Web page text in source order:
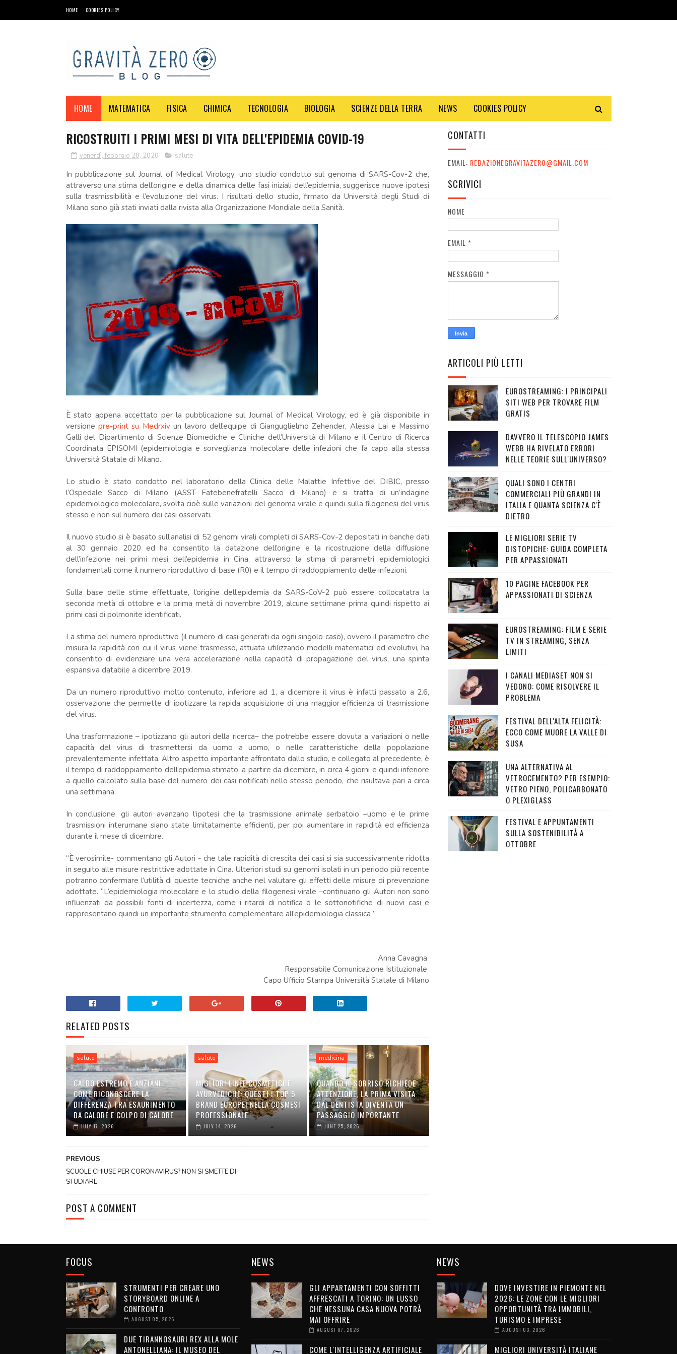
HOME COOKIES POLICY
HOME MATEMATICA FISICA CHIMICA TECNOLOGIA BIOLOGIA SCIENZE DELLA TERRA NEWS COOKIES POLICY
RICOSTRUITI I PRIMI MESI DI VITA DELL'EPIDEMIA COVID-19
venerdì, febbraio 28, 2020 salute
In pubblicazione sul Journal of Medical Virology, uno studio condotto sul genoma di SARS-Cov-2 che,
attraverso una stima dell’origine e della dinamica delle fasi iniziali dell’epidemia, suggerisce nuove ipotesi
sulla trasmissibilità e l’evoluzione del virus. I risultati dello studio, firmato da Università degli Studi di
Milano sono già stati inviati dalla rivista alla Organizzazione Mondiale della Sanità.
È stato appena accettato per la pubblicazione sul Journal of Medical Virology, ed è già disponibile in
versione pre-print su Medrxivun lavoro dell’equipe di Gianguglielmo Zehender, Alessia Lai e Massimo
Galli del Dipartimento di Scienze Biomediche e Cliniche dell’Università di Milano e il Centro di Ricerca
Coordinata EPISOMI (epidemiologia e sorveglianza molecolare delle infezioni che fa capo alla stessa
Università Statale di Milano.
Lo studio è stato condotto nel laboratorio della Clinica delle Malattie Infettive del DIBIC, presso
l’Ospedale Sacco di Milano (ASST Fatebenefratelli Sacco di Milano) e si tratta di un’indagine
epidemiologico molecolare, svolta cioè sulle variazioni del genoma virale e quindi sulla filogenesi del virus
stesso e non sul numero dei casi osservati.
Il nuovo studio si è basato sull’analisi di 52 genomi virali completi di SARS-Cov-2 depositati in banche dati
al 30 gennaio 2020 ed ha consentito la datazione dell’origine e la ricostruzione della diffusione
dell’infezione nei primi mesi dell’epidemia in Cina, attraverso la stima di parametri epidemiologici
fondamentali come il numero riproduttivo di base (R0) e il tempo di raddoppiamento delle infezioni.
Sulla base delle stime effettuate, l’origine dell’epidemia da SARS-CoV-2 può essere collocatatra la
seconda metà di ottobre e la prima metà di novembre 2019, alcune settimane prima quindi rispetto ai
primi casi di polmonite identificati.
La stima del numero riproduttivo (il numero di casi generati da ogni singolo caso), ovvero il parametro che
misura la rapidità con cui il virus viene trasmesso, attuata utilizzando modelli matematici ed evolutivi, ha
consentito di evidenziare una vera accelerazione nella capacità di propagazione del virus, una spinta
espansiva databile a dicembre 2019.
Da un numero riproduttivo molto contenuto, inferiore ad 1, a dicembre il virus è infatti passato a 2.6,
osservazione che permette di ipotizzare la rapida acquisizione di una maggior efficienza di trasmissione
del virus.
Una trasformazione – ipotizzano gli autori della ricerca– che potrebbe essere dovuta a variazioni o nelle
capacità del virus di trasmettersi da uomo a uomo, o nelle caratteristiche della popolazione
prevalentemente infettata. Altro aspetto importante affrontato dallo studio, e collegato al precedente, è
il tempo di raddoppiamento dell’epidemia stimato, a partire da dicembre, in circa 4 giorni e quindi inferiore
a quello calcolato sulla base del numero dei casi notificati nello stesso periodo, che risultava pari a circa
una settimana.
In conclusione, gli autori avanzano l’ipotesi che la trasmissione animale serbatoio –uomo e le prime
trasmissioni interumane siano state limitatamente efficienti, per poi aumentare in rapidità ed efficienza
durante il mese di dicembre.
“È verosimile- commentano gli Autori - che tale rapidità di crescita dei casi si sia successivamente ridotta
in seguito alle misure restrittive adottate in Cina. Ulteriori studi su genomi isolati in un periodo più recente
potranno confermare l’utilità di queste tecniche anche nel valutare gli effetti delle misure di prevenzione
adottate. “L’epidemiologia molecolare e lo studio della filogenesi virale –continuano gli Autori non sono
influenzati da possibili fonti di incertezza, come i ritardi di notifica o le sottonotifiche di nuovi casi e
rappresentano quindi un importante strumento complementare all’epidemiologia classica ”.
Anna Cavagna
Responsabile Comunicazione Istituzionale
Capo Ufficio Stampa Università Statale di Milano
RELATED POSTS
salute
CALDO ESTREMO E ANZIANI:
COME RICONOSCERE LA
DIFFERENZA TRA ESAURIMENTO
DA CALORE E COLPO DI CALORE
JULY 17, 2026
salute
MIGLIORI LINEE COSMETICHE
AYURVEDICHE: QUESTI I TOP 5
BRAND EUROPEI NELLA COSMESI
PROFESSIONALE
JULY 14, 2026
medicina
QUANDO IL SORRISO RICHIEDE
ATTENZIONE, LA PRIMA VISITA
DAL DENTISTA DIVENTA UN
PASSAGGIO IMPORTANTE
JUNE 25, 2026
PREVIOUS
SCUOLE CHIUSE PER CORONAVIRUS? NON SI SMETTE DI
STUDIARE
POST A COMMENT
CONTATTI
EMAIL: REDAZIONEGRAVITAZERO@GMAIL.COM
SCRIVICI
NOME
EMAIL *
MESSAGGIO *
ARTICOLI PIÙ LETTI
EUROSTREAMING: I PRINCIPALI
SITI WEB PER TROVARE FILM
GRATIS
DAVVERO IL TELESCOPIO JAMES
WEBB HA RIVELATO ERRORI
NELLE TEORIE SULL'UNIVERSO?
QUALI SONO I CENTRI
COMMERCIALI PIÙ GRANDI IN
ITALIA E QUANTA SCIENZA C'È
DIETRO
LE MIGLIORI SERIE TV
DISTOPICHE: GUIDA COMPLETA
PER APPASSIONATI
10 PAGINE FACEBOOK PER
APPASSIONATI DI SCIENZA
EUROSTREAMING: FILM E SERIE
TV IN STREAMING, SENZA
LIMITI
I CANALI MEDIASET NON SI
VEDONO: COME RISOLVERE IL
PROBLEMA
FESTIVAL DELL'ALTA FELICITÀ:
ECCO COME MUORE LA VALLE DI
SUSA
UNA ALTERNATIVA AL
VETROCEMENTO? PER ESEMPIO:
VETRO PIENO, POLICARBONATO
O PLEXIGLASS
FESTIVAL E APPUNTAMENTI
SULLA SOSTENIBILITÀ A
OTTOBRE
FOCUS
STRUMENTI PER CREARE UNO
STORYBOARD ONLINE A
CONFRONTO
AUGUST 05, 2026
DUE TIRANNOSAURI REX ALLA MOLE
ANTONELLIANA: IL MUSEO DEL
NEWS
GLI APPARTAMENTI CON SOFFITTI
AFFRESCATI A TORINO: UN LUSSO
CHE NESSUNA CASA NUOVA POTRÀ
MAI OFFRIRE
AUGUST 07, 2026
COME L'INTELLIGENZA ARTIFICIALE
NEWS
DOVE INVESTIRE IN PIEMONTE NEL
2026: LE ZONE CON LE MIGLIORI
OPPORTUNITÀ TRA IMMOBILI,
TURISMO E IMPRESE
AUGUST 03, 2026
MIGLIORI UNIVERSITÀ ITALIANE